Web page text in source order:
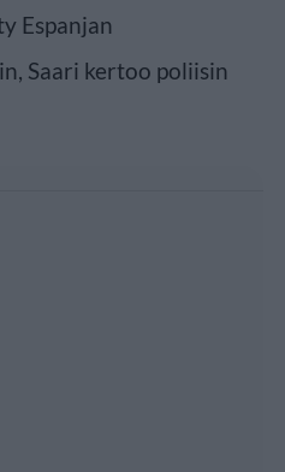
Espanjan
Saari kertoo poliisin